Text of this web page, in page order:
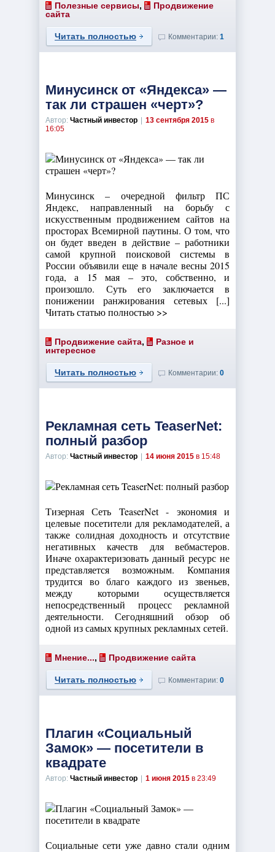
Полезные сервисы,
Продвижение
сайта
Читать полностью Комментарии: 1
Минусинск от «Яндекса» —
так ли страшен «черт»?
Автор: Частный инвестор 13 сентября 2015 в
16:05
Минусинск – очередной фильтр ПС
Яндекс, направленный на борьбу с
искусственным продвижением сайтов на
просторах Всемирной паутины. О том, что
он будет введен в действие – работники
самой крупной поисковой системы в
России объявили еще в начале весны 2015
года, а 15 мая – это, собственно, и
произошло. Суть его заключается в
понижении ранжирования сетевых [...]
Читать статью полностью >>
Продвижение сайта,
Разное и
интересное
Читать полностью Комментарии: 0
Рекламная сеть TeaserNet:
полный разбор
Автор: Частный инвестор 14 июня 2015 в 15:48
Тизерная Сеть TeaserNet - экономия и
целевые посетители для рекламодателей, а
также солидная доходность и отсутствие
негативных качеств для вебмастеров.
Иначе охарактеризовать данный ресурс не
представляется возможным. Компания
трудится во благо каждого из звеньев,
между которыми осуществляется
непосредственный процесс рекламной
деятельности. Сегодняшний обзор об
одной из самых крупных рекламных сетей.
Мнение..., Продвижение сайта
Читать полностью Комментарии: 0
Плагин «Социальный
Замок» — посетители в
квадрате
Автор: Частный инвестор 1 июня 2015 в 23:49
Социальные сети уже давно стали одним